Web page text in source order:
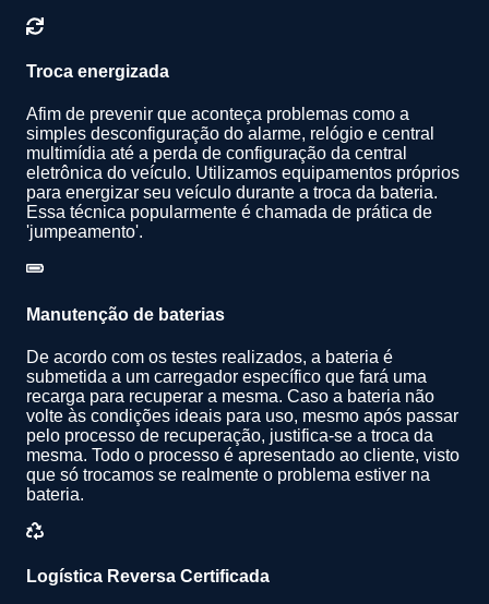
Troca energizada
Afim de prevenir que aconteça problemas como a
simples desconfiguração do alarme, relógio e central
multimídia até a perda de configuração da central
eletrônica do veículo. Utilizamos equipamentos próprios
para energizar seu veículo durante a troca da bateria.
Essa técnica popularmente é chamada de prática de
'jumpeamento'.
Manutenção de baterias
De acordo com os testes realizados, a bateria é
submetida a um carregador específico que fará uma
recarga para recuperar a mesma. Caso a bateria não
volte às condições ideais para uso, mesmo após passar
pelo processo de recuperação, justifica-se a troca da
mesma. Todo o processo é apresentado ao cliente, visto
que só trocamos se realmente o problema estiver na
bateria.
Logística Reversa Certificada